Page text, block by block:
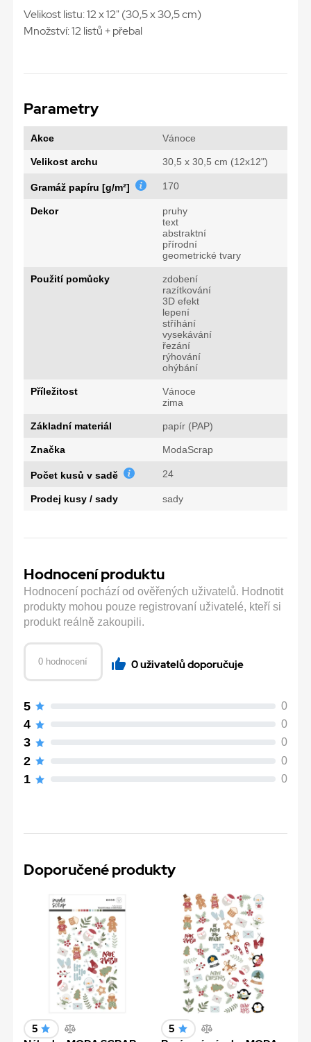
Velikost listu: 12 x 12" (30,5 x 30,5 cm)
Množství: 12 listů + přebal
Parametry
Akce Vánoce
Velikost archu 30,5 x 30,5 cm (12x12")
Gramáž papíru [g/m²] 170
Dekor
pruhy
text
abstraktní
přírodní
geometrické tvary
Použití pomůcky
zdobení
razítkování
3D efekt
lepení
stříhání
vysekávání
řezání
rýhování
ohýbání
Příležitost
Vánoce
zima
Základní materiál papír (PAP)
Značka ModaScrap
Počet kusů v sadě 24
Prodej kusy / sady sady
Hodnocení produktu
Hodnocení pochází od ověřených uživatelů. Hodnotit
produkty mohou pouze registrovaní uživatelé, kteří si
produkt reálně zakoupili.
0 hodnocení 0 uživatelů doporučuje
5 0
4 0
3 0
2 0
1 0
Doporučené produkty
5 5